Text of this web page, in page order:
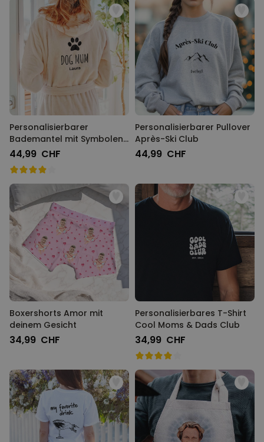
Personalisierbarer
Bademantel mit Symbolen
und Name
44,99 CHF
Personalisierbarer Pullover
Après-Ski Club
44,99 CHF
Boxershorts Amor mit
deinem Gesicht
34,99 CHF
Personalisierbares T-Shirt
Cool Moms & Dads Club
34,99 CHF